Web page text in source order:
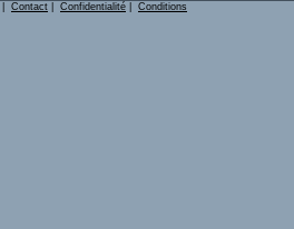
Contact Confidentialité Conditions